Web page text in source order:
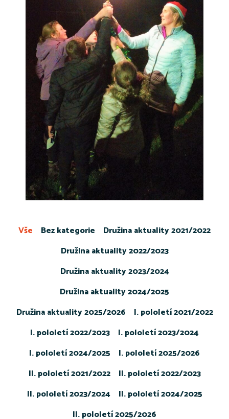
Bez kategorie
Družina aktuality 2021/2022
Družina aktuality 2022/2023
Družina aktuality 2023/2024
Družina aktuality 2024/2025
Družina aktuality 2025/2026
I. pololetí 2021/2022
I. pololetí 2022/2023
I. pololetí 2023/2024
I. pololetí 2024/2025
I. pololetí 2025/2026
II. pololetí 2021/2022
II. pololetí 2022/2023
II. pololetí 2023/2024
II. pololetí 2024/2025
II. pololetí 2025/2026
Vše